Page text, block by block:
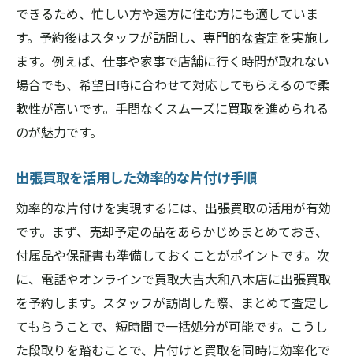
できるため、忙しい方や遠方に住む方にも適していま
す。予約後はスタッフが訪問し、専門的な査定を実施し
ます。例えば、仕事や家事で店舗に行く時間が取れない
場合でも、希望日時に合わせて対応してもらえるので柔
軟性が高いです。手間なくスムーズに買取を進められる
のが魅力です。
出張買取を活用した効率的な片付け手順
効率的な片付けを実現するには、出張買取の活用が有効
です。まず、売却予定の品をあらかじめまとめておき、
付属品や保証書も準備しておくことがポイントです。次
に、電話やオンラインで買取大吉大和八木店に出張買取
を予約します。スタッフが訪問した際、まとめて査定し
てもらうことで、短時間で一括処分が可能です。こうし
た段取りを踏むことで、片付けと買取を同時に効率化で